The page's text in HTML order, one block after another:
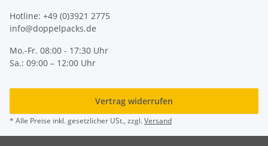
Hotline: +49 (0)3921 2775
info@doppelpacks.de
Mo.-Fr. 08:00 - 17:30 Uhr
Sa.: 09:00 – 12:00 Uhr
Vertrag widerrufen
* Alle Preise inkl. gesetzlicher USt., zzgl.Versand